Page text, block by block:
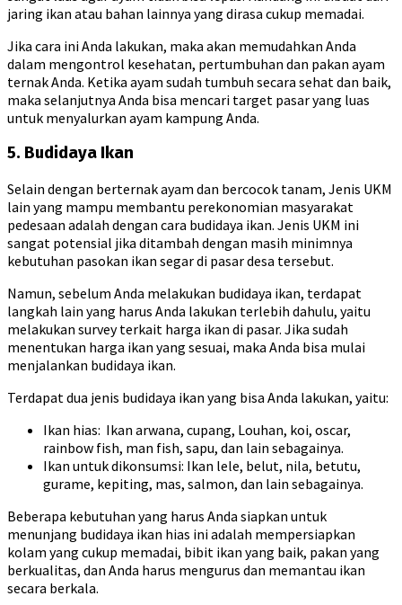
jaring ikan atau bahan lainnya yang dirasa cukup memadai.
Jika cara ini Anda lakukan, maka akan memudahkan Anda
dalam mengontrol kesehatan, pertumbuhan dan pakan ayam
ternak Anda. Ketika ayam sudah tumbuh secara sehat dan baik,
maka selanjutnya Anda bisa mencari target pasar yang luas
untuk menyalurkan ayam kampung Anda.
5. Budidaya Ikan
Selain dengan berternak ayam dan bercocok tanam, Jenis UKM
lain yang mampu membantu perekonomian masyarakat
pedesaan adalah dengan cara budidaya ikan. Jenis UKM ini
sangat potensial jika ditambah dengan masih minimnya
kebutuhan pasokan ikan segar di pasar desa tersebut.
Namun, sebelum Anda melakukan budidaya ikan, terdapat
langkah lain yang harus Anda lakukan terlebih dahulu, yaitu
melakukan survey terkait harga ikan di pasar. Jika sudah
menentukan harga ikan yang sesuai, maka Anda bisa mulai
menjalankan budidaya ikan.
Terdapat dua jenis budidaya ikan yang bisa Anda lakukan, yaitu:
Ikan hias: Ikan arwana, cupang, Louhan, koi, oscar,
rainbow fish, man fish, sapu, dan lain sebagainya.
Ikan untuk dikonsumsi: Ikan lele, belut, nila, betutu,
gurame, kepiting, mas, salmon, dan lain sebagainya.
Beberapa kebutuhan yang harus Anda siapkan untuk
menunjang budidaya ikan hias ini adalah mempersiapkan
kolam yang cukup memadai, bibit ikan yang baik, pakan yang
berkualitas, dan Anda harus mengurus dan memantau ikan
secara berkala.